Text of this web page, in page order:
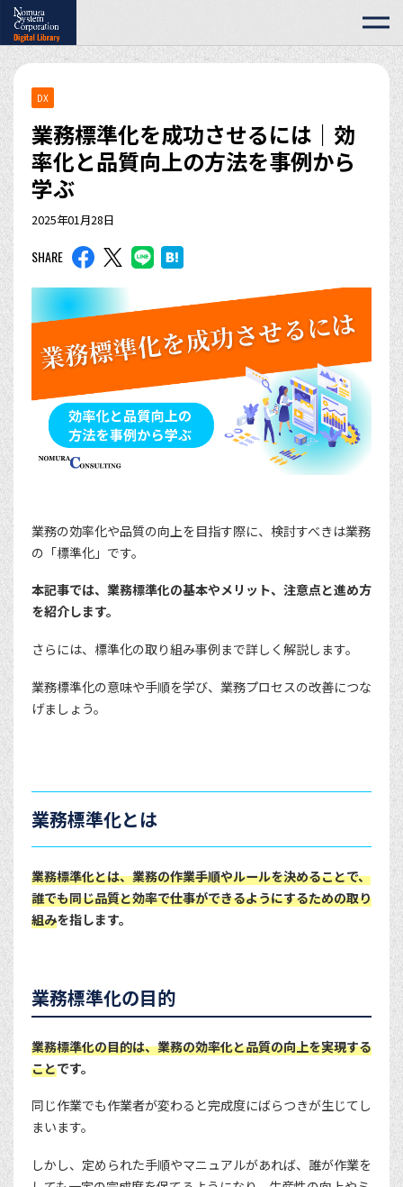
DX
業務標準化を成功させるには｜効
率化と品質向上の方法を事例から
学ぶ
2025年01月28日
SHARE
業務の効率化や品質の向上を目指す際に、検討すべきは業務
の「標準化」です。
本記事では、業務標準化の基本やメリット、注意点と進め方
を紹介します。
さらには、標準化の取り組み事例まで詳しく解説します。
業務標準化の意味や手順を学び、業務プロセスの改善につな
げましょう。
業務標準化とは
業務標準化とは、業務の作業手順やルールを決めることで、
誰でも同じ品質と効率で仕事ができるようにするための取り
組みを指します。
業務標準化の目的
業務標準化の目的は、業務の効率化と品質の向上を実現する
ことです。
同じ作業でも作業者が変わると完成度にばらつきが生じてし
まいます。
しかし、定められた手順やマニュアルがあれば、誰が作業を